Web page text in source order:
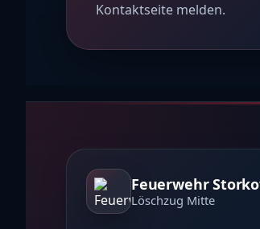
Kontaktseite melden.
Feuerwehr
Löschzug Mitte